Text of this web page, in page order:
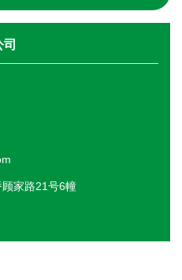
家路21号6幢